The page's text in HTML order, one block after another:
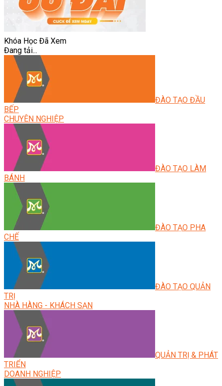
Khóa Học Đã Xem
Đang tải...
ĐÀO TẠO ĐẦU
BẾP
CHUYÊN NGHIỆP
ĐÀO TẠO LÀM
BÁNH
ĐÀO TẠO PHA
CHẾ
ĐÀO TẠO QUẢN
TRỊ
NHÀ HÀNG - KHÁCH SẠN
QUẢN TRỊ & PHÁT
TRIỂN
DOANH NGHIỆP